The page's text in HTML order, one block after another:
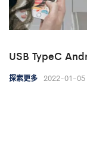
USB TypeC
探索更多 2022-01-05